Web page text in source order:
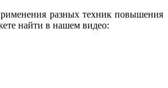
разных техник повышения
найти в нашем видео: